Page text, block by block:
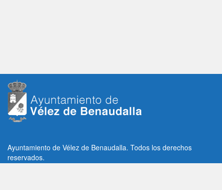
Ayuntamiento de Vélez de Benaudalla. Todos los derechos
reservados.